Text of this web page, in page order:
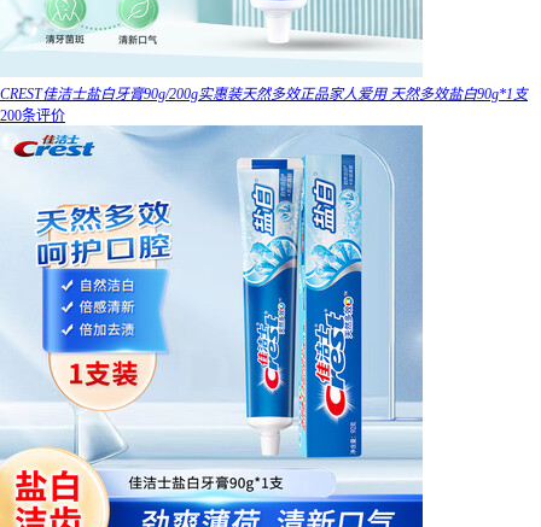
CREST佳洁士盐白牙膏90g/200g实惠装天然多效正品家人爱用 天然多效盐白90g*1支
200条评价